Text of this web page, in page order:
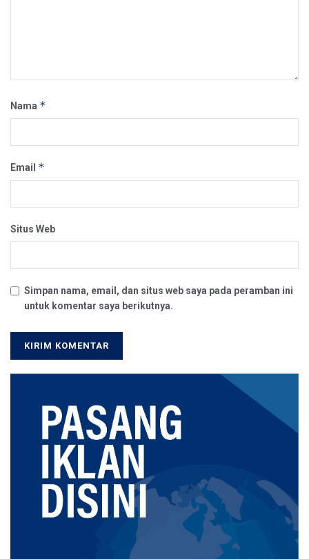
Nama *
Email *
Situs Web
Simpan nama, email, dan situs web saya pada peramban ini
untuk komentar saya berikutnya.